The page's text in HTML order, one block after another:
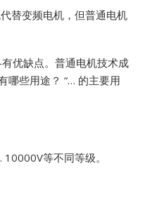
替变频电机，但普通电机
优缺点。普通电机技术成
哪些用途？ “… 的主要用
等不同等级。